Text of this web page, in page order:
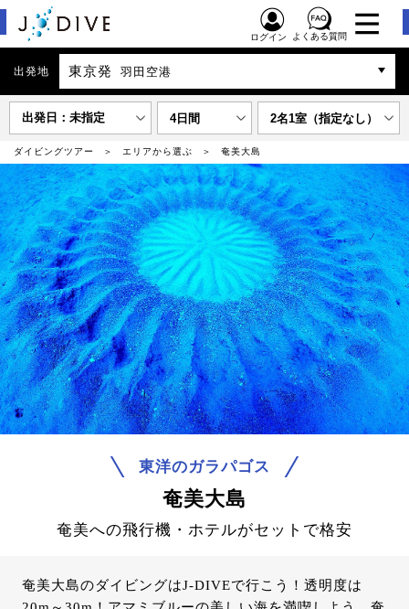
ログイン よくある質問
出発地 東京発 羽田空港
出発日：未指定 4日間 2名1室（指定なし）
ダイビングツアー エリアから選ぶ 奄美大島
東洋のガラパゴス
奄美大島
奄美への飛行機・ホテルがセットで格安
奄美大島のダイビングはJ-DIVEで行こう！透明度は